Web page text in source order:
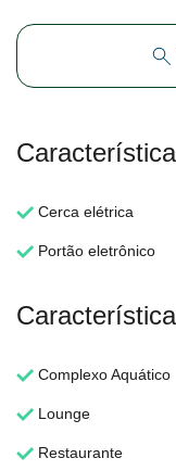
Cerca elétrica
Portão eletrônico
Complexo Aquático
Lounge
Restaurante